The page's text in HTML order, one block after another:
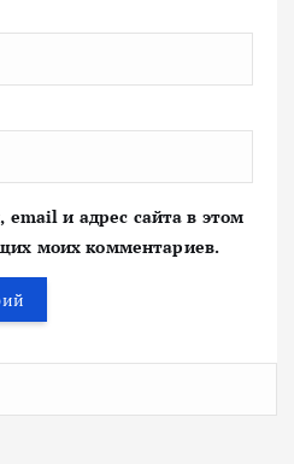
и адрес сайта в этом
моих комментариев.